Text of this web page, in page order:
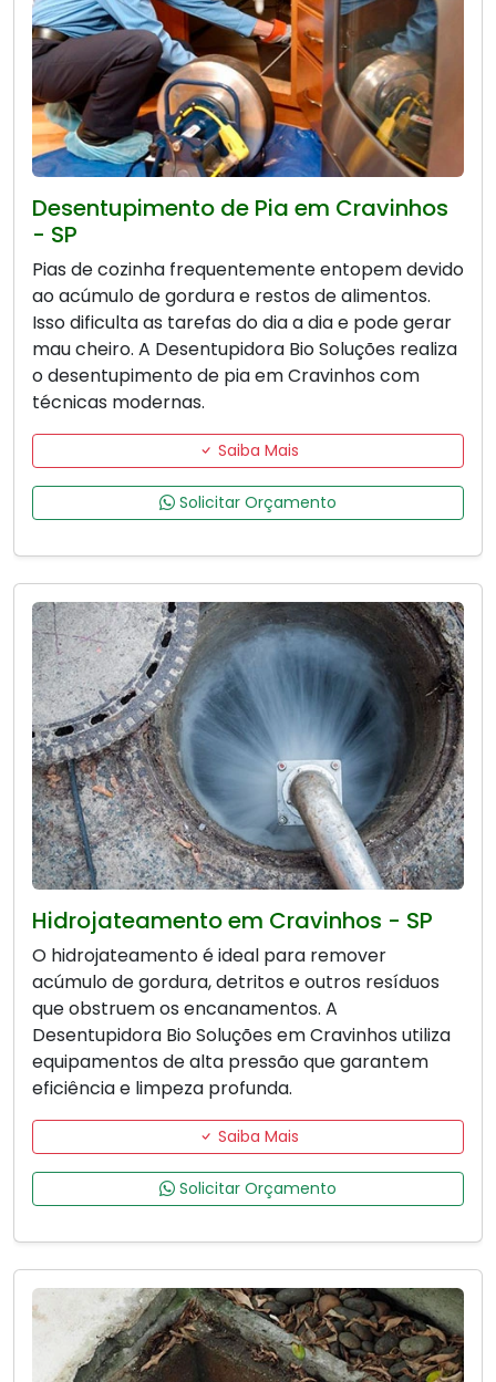
Desentupimento de Pia em Cravinhos
- SP
Pias de cozinha frequentemente entopem devido
ao acúmulo de gordura e restos de alimentos.
Isso dificulta as tarefas do dia a dia e pode gerar
mau cheiro. A Desentupidora Bio Soluções realiza
o desentupimento de pia em Cravinhos com
técnicas modernas.
Saiba Mais
Solicitar Orçamento
Hidrojateamento em Cravinhos - SP
O hidrojateamento é ideal para remover
acúmulo de gordura, detritos e outros resíduos
que obstruem os encanamentos. A
Desentupidora Bio Soluções em Cravinhos utiliza
equipamentos de alta pressão que garantem
eficiência e limpeza profunda.
Saiba Mais
Solicitar Orçamento